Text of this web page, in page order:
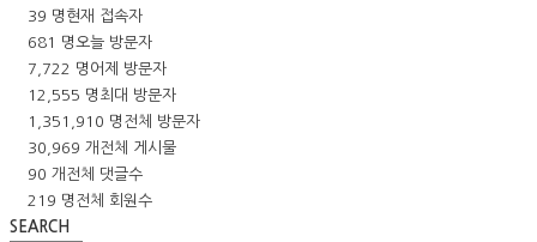
39 명 현재 접속자
681 명오늘 방문자
7,722 명 어제 방문자
12,555 명 최대 방문자
1,351,910 명 전체 방문자
30,969 개 전체 게시물
90 개 전체 댓글수
219 명 전체 회원수
SEARCH